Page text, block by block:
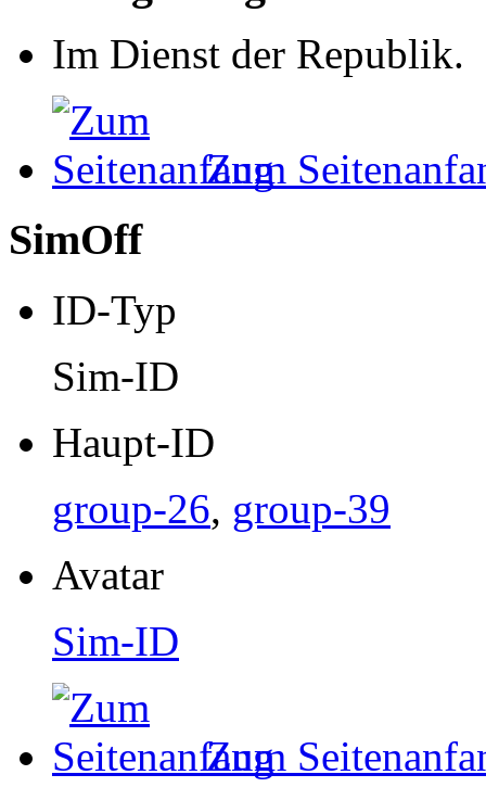
Im Dienst der Republik.
Zum
SimOff
ID-Typ
Sim-ID
Haupt-ID
group-26, group-39
Avatar
Sim-ID
Zum